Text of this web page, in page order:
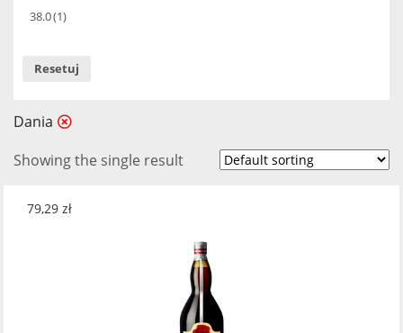
38.0(1)
Resetuj
Dania
Showing the single result
79,29 zł